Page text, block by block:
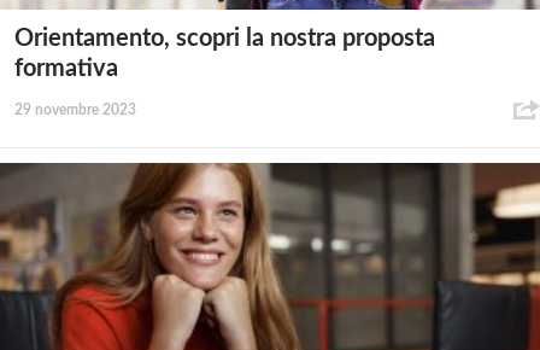
Orientamento, scopri la nostra proposta
formativa
29 novembre 2023